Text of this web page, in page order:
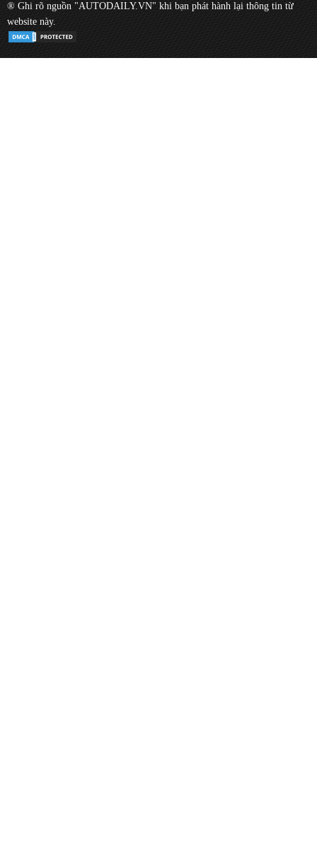
® Ghi rõ nguồn "AUTODAILY.VN" khi bạn phát hành lại thông tin từ
website này.